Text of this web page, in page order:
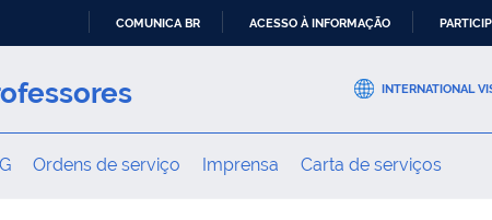
CONTEÚDO
COMUNICA BR ACESSO À INFORMAÇÃO
INTERNATIONAL
Ordens de serviço Imprensa Carta de serviços